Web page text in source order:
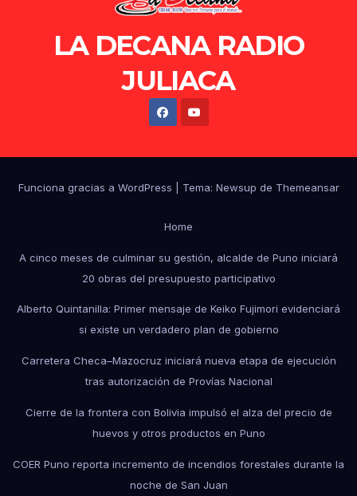
LA DECANA RADIO
JULIACA
Funciona gracias a WordPress Tema: Newsup de Themeansar
Home
A cinco meses de culminar su gestión, alcalde de Puno iniciará
20 obras del presupuesto participativo
Alberto Quintanilla: Primer mensaje de Keiko Fujimori evidenciará
si existe un verdadero plan de gobierno
Carretera Checa–Mazocruz iniciará nueva etapa de ejecución
tras autorización de Provías Nacional
Cierre de la frontera con Bolivia impulsó el alza del precio de
huevos y otros productos en Puno
COER Puno reporta incremento de incendios forestales durante la
noche de San Juan